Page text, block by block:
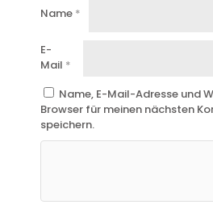
Name *
E-
Mail *
Name, E-Mail-Adresse und
Browser für meinen nächsten
speichern.